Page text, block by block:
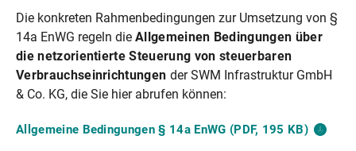
Die konkreten Rahmenbedingungen zur Umsetzung von §
14a EnWG regeln die Allgemeinen Bedingungen über
die netzorientierte Steuerung von steuerbaren
Verbrauchseinrichtungen der SWM Infrastruktur GmbH
& Co. KG, die Sie hier abrufen können:
Allgemeine Bedingungen § 14a EnWG (PDF, 195 KB)